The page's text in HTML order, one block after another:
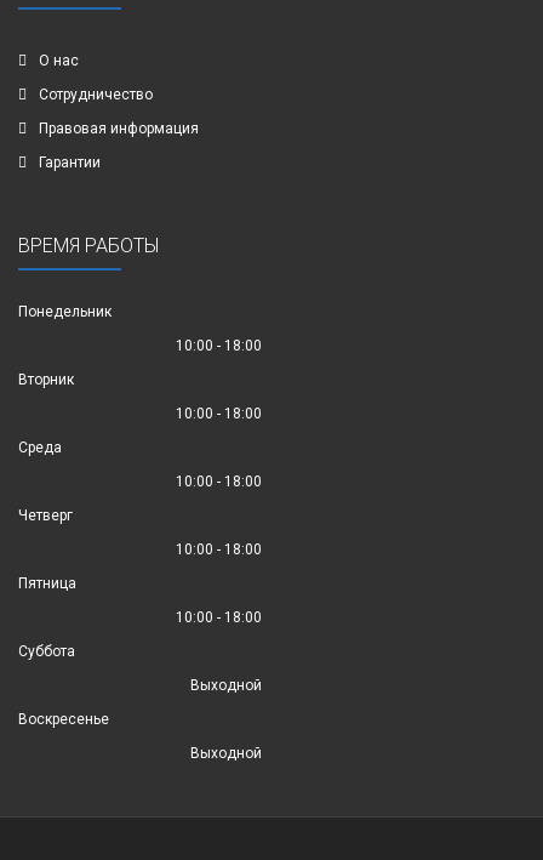
О нас
Сотрудничество
Правовая информация
Гарантии
ВРЕМЯ РАБОТЫ
Понедельник
10:00 - 18:00
Вторник
10:00 - 18:00
Среда
10:00 - 18:00
Четверг
10:00 - 18:00
Пятница
10:00 - 18:00
Суббота
Выходной
Воскресенье
Выходной